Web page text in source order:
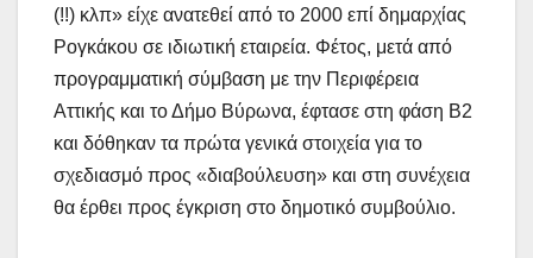
(!!) κλπ» είχε ανατεθεί από το 2000 επί δημαρχίας
Ρογκάκου σε ιδιωτική εταιρεία. Φέτος, μετά από
προγραμματική σύμβαση με την Περιφέρεια
Αττικής και το Δήμο Βύρωνα, έφτασε στη φάση Β2
και δόθηκαν τα πρώτα γενικά στοιχεία για το
σχεδιασμό προς «διαβούλευση» και στη συνέχεια
θα έρθει προς έγκριση στο δημοτικό συμβούλιο.